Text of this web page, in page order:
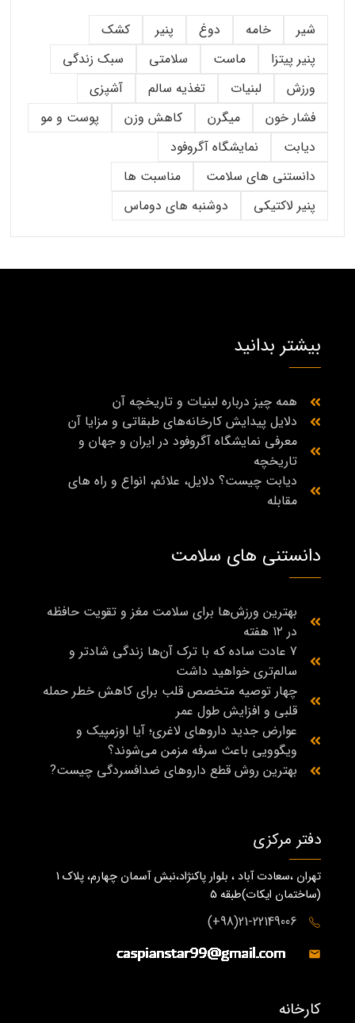
شیر خامه دوغ پنیر
کشک
پنیر پیتزا
ماست سلامتی
سبک زندگی
ورزش
لبنیات تغذیه سالم
آشپزی
فشار خون
میگرن کاهش وزن
پوست و مو
دیابت
نمایشگاه آگروفود
دانستنی های سلامت
مناسبت ها
پنیر لاکتیکی
دوشنبه های دوماس
بیشتر بدانید
همه چیز درباره لبنیات و تاریخچه آن
دلایل پیدایش کارخانه‌های طبقاتی و مزایا آن
معرفی نمایشگاه آگروفود در ایران و جهان و
تاریخچه
دیابت چیست؟ دلایل، علائم، انواع و راه‌ های
مقابله
دانستنی های سلامت
بهترین ورزش‌ها برای سلامت مغز و تقویت حافظه
در ۱۲ هفته
7 عادت ساده که با ترک آن‌ها زندگی شادتر و
سالم‌تری خواهید داشت
چهار توصیه متخصص قلب برای کاهش خطر حمله
قلبی و افزایش طول عمر
عوارض جدید داروهای لاغری؛ آیا اوزمپیک و
ویگوویی باعث سرفه مزمن می‌شوند؟
بهترین روش قطع داروهای ضدافسردگی چیست?
دفتر مرکزی
تهران ،سعادت آباد ، بلوار پاکنژاد،نبش آسمان چهارم، پلاک 1
(ساختمان ايكات)طبقه ٥
21-22149006(98+)
کارخانه